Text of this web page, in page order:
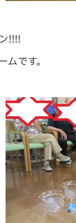
!!!!
です。